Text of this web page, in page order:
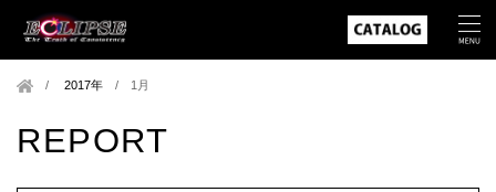
2017年 / 1月
REPORT